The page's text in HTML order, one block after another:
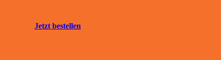
Jetzt bestellen